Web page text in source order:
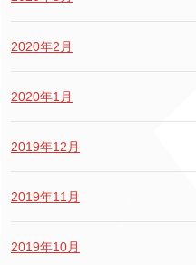
2020年2月
2020年1月
2019年12月
2019年11月
2019年10月